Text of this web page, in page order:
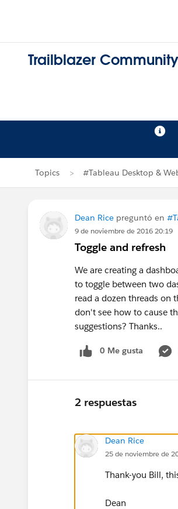
Trailblazer Community
Topics #Tableau Desktop &
Dean Rice preguntó en
9 de noviembre de 2016 20:19
Toggle and refresh
We are creating a
to toggle between two
read a dozen threads
don't see how to cause
suggestions? Thanks..
0 Me gusta
2 respuestas
Dean Rice
25 de noviembre de
Thank-you Bill,
Dean